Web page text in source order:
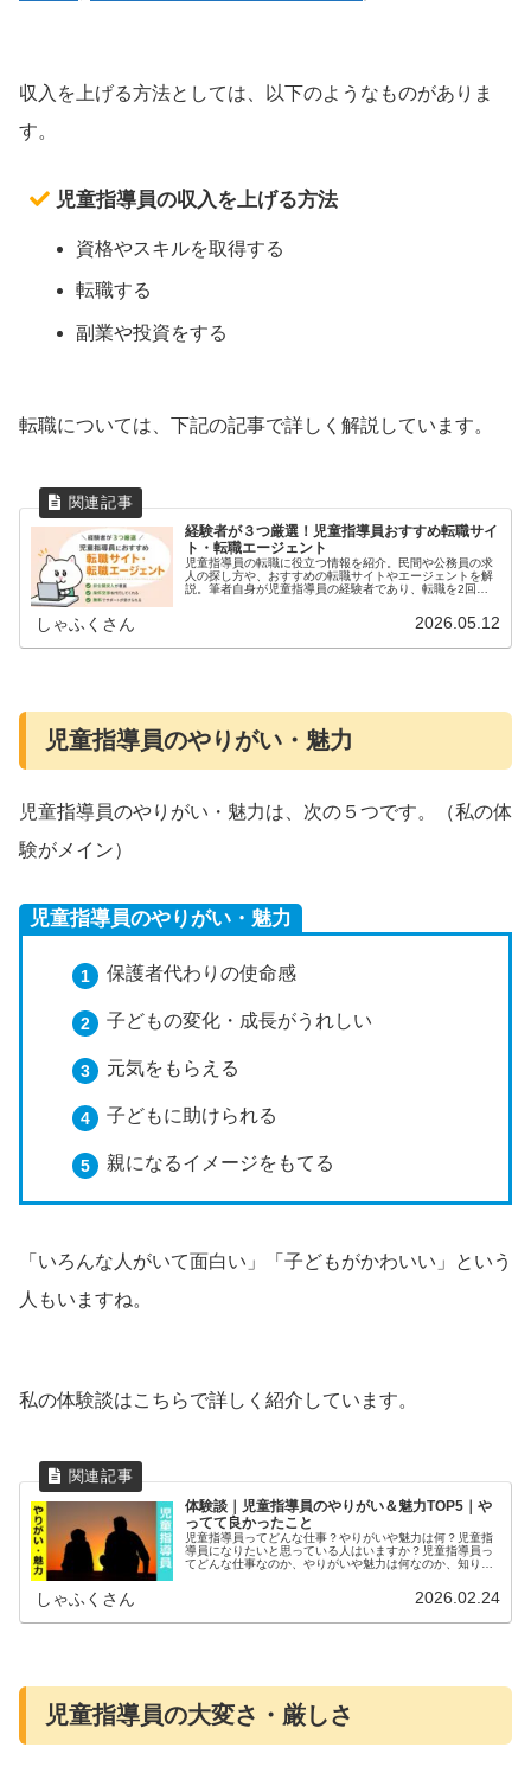
収入を上げる方法としては、以下のようなものがありま
す。
児童指導員の収入を上げる方法
資格やスキルを取得する
転職する
副業や投資をする
転職については、下記の記事で詳しく解説しています。
経験者が３つ厳選！児童指導員おすすめ転職サイ
ト・転職エージェント
児童指導員の転職に役立つ情報を紹介。民間や公務員の求
人の探し方や、おすすめの転職サイトやエージェントを解
説。筆者自身が児童指導員の経験者であり、転職を2回し
しゃふくさん 2026.05.12
児童指導員のやりがい・魅力
児童指導員のやりがい・魅力は、次の５つです。（私の体
験がメイン）
児童指導員のやりがい・魅力
保護者代わりの使命感
子どもの変化・成長がうれしい
元気をもらえる
子どもに助けられる
親になるイメージをもてる
「いろんな人がいて面白い」「子どもがかわいい」という
人もいますね。
私の体験談はこちらで詳しく紹介しています。
体験談｜児童指導員のやりがい＆魅力TOP5｜や
ってて良かったこと
児童指導員ってどんな仕事？やりがいや魅力は何？児童指
導員になりたいと思っている人はいますか？児童指導員っ
てどんな仕事なのか、やりがいや魅力は何なのか、知りた
しゃふくさん 2026.02.24
児童指導員の大変さ・厳しさ